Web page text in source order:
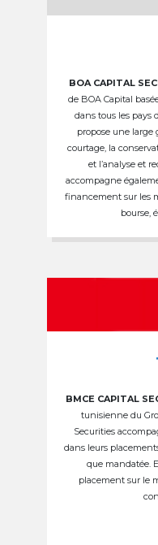
BOA CAPITAL
de BOA Capital
dans tous les pays
propose une large
courtage, la
et l’analyse et
accompagne
financement sur les
bourse,
BMCE CAPITAL
tunisienne du
Securities
dans leurs
que mandatée.
placement sur le